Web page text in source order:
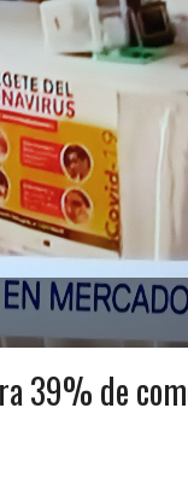
39% de